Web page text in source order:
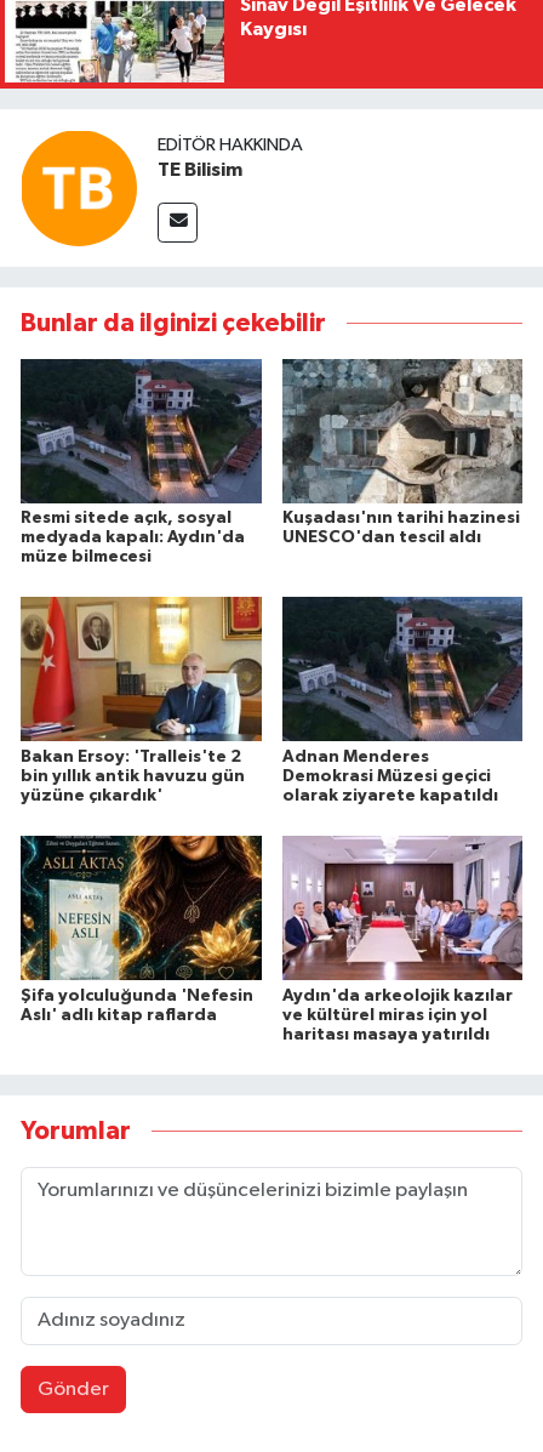
Sınav Değil Eşitlilik Ve Gelecek
Kaygısı
EDITÖR HAKKINDA
TE Bilisim
Bunlar da ilginizi çekebilir
Resmi sitede açık, sosyal
medyada kapalı: Aydın'da
müze bilmecesi
Kuşadası'nın tarihi hazinesi
UNESCO'dan tescil aldı
Bakan Ersoy: 'Tralleis'te 2
bin yıllık antik havuzu gün
yüzüne çıkardık'
Adnan Menderes
Demokrasi Müzesi geçici
olarak ziyarete kapatıldı
Şifa yolculuğunda 'Nefesin
Aslı' adlı kitap raflarda
Aydın'da arkeolojik kazılar
ve kültürel miras için yol
haritası masaya yatırıldı
Yorumlar
Gönder